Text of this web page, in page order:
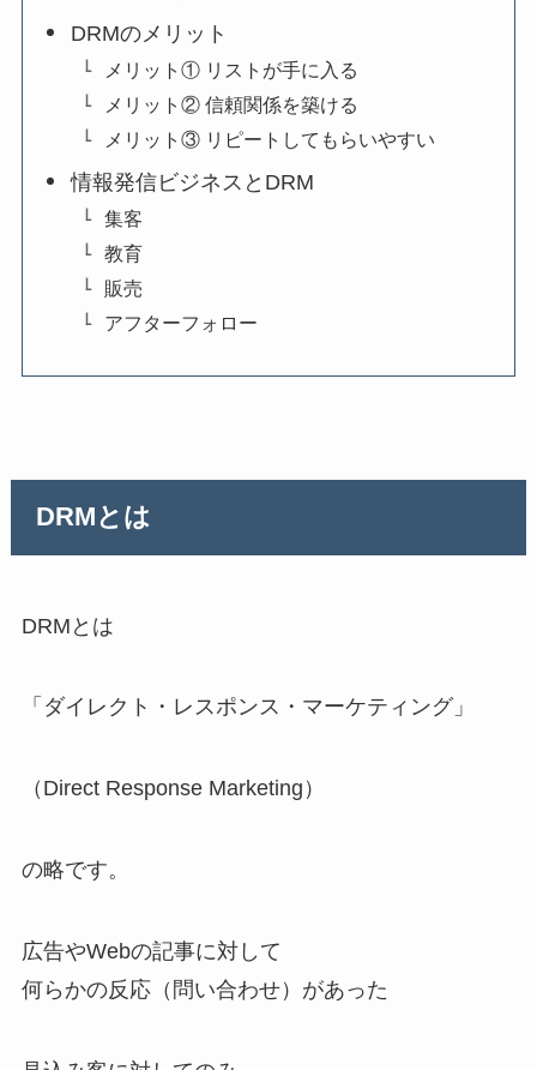
DRMのメリット
メリット① リストが手に入る
メリット② 信頼関係を築ける
メリット③ リピートしてもらいやすい
情報発信ビジネスとDRM
集客
教育
販売
アフターフォロー
DRMとは
DRMとは
「ダイレクト・レスポンス・マーケティング」
（Direct Response Marketing）
の略です。
広告やWebの記事に対して
何らかの反応（問い合わせ）があった